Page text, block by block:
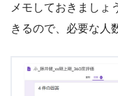
メモしておきましょ
きるので、必要な人